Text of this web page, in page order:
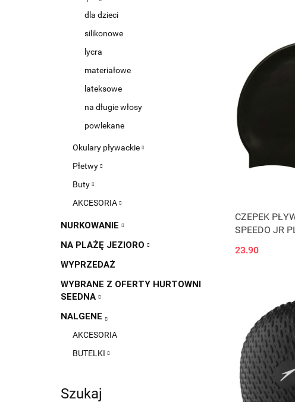
dla dzieci
silikonowe
lycra
materiałowe
lateksowe
na długie włosy
powlekane
Okulary pływackie
Płetwy
Buty
AKCESORIA
NURKOWANIE
NA PLAŻĘ JEZIORO
WYPRZEDAŻ
WYBRANE Z OFERTY HURTOWNI
SEEDNA
NALGENE
AKCESORIA
BUTELKI
Szukaj
CZEPEK
SPEEDO JR
23.90